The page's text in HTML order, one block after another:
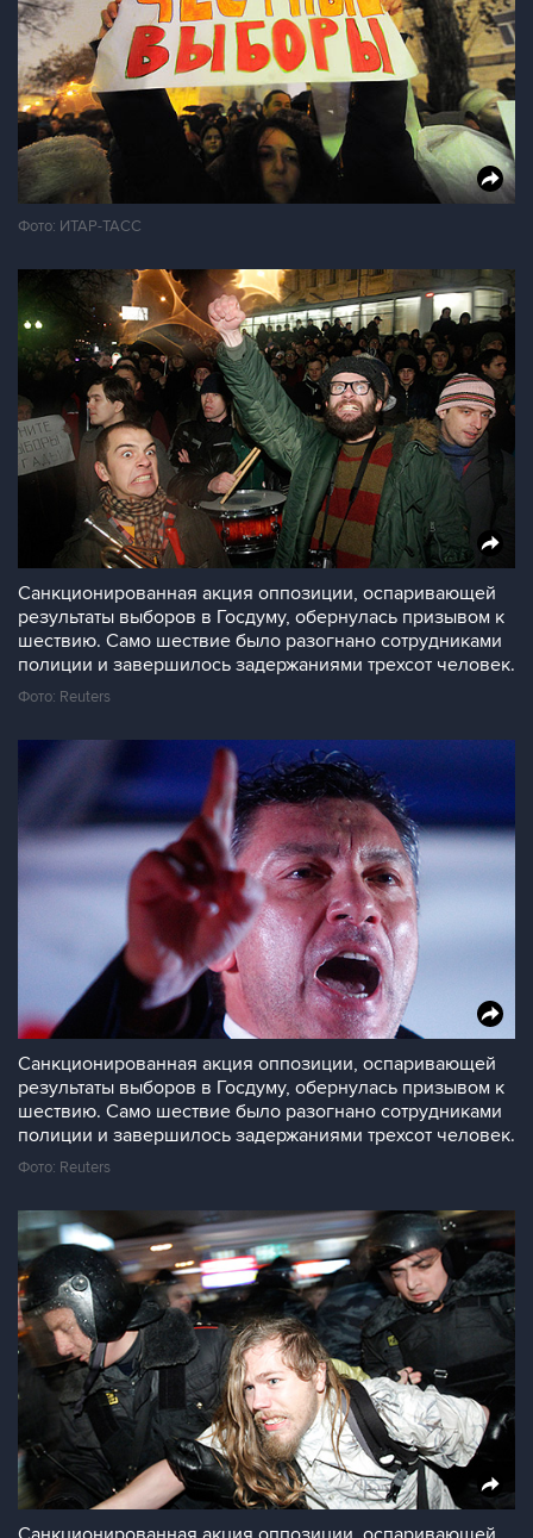
Фото: ИТАР-ТАСС
Санкционированная акция оппозиции, оспаривающей
результаты выборов в Госдуму, обернулась призывом к
шествию. Само шествие было разогнано сотрудниками
полиции и завершилось задержаниями трехсот человек.
Фото: Reuters
Санкционированная акция оппозиции, оспаривающей
результаты выборов в Госдуму, обернулась призывом к
шествию. Само шествие было разогнано сотрудниками
полиции и завершилось задержаниями трехсот человек.
Фото: Reuters